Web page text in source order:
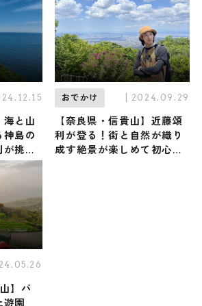
海と山
島の
が挑
シ！コ
おでかけ | 2024.09.29
【奈良県・信貴山】近藤頌
利が登る！街と自然が織り
成す絶景が楽しめて初心者
】パ
遊園